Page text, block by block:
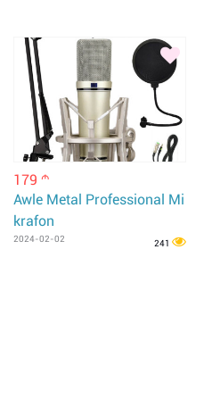
179 m
Awle Metal Professional Mi
krafon
2024-02-02 241